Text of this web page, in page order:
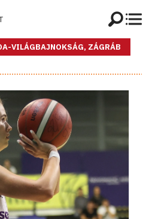
VILÁGBAJNOKSÁG, ZÁGRÁB